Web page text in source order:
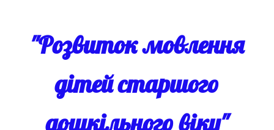
"Розвиток мовлення
дітей старшого
дошкільного віку"